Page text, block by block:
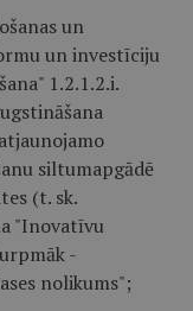
un
un investīciju
1.2.1.2.i.
siltumapgādē
(t. sk.
"Inovatīvu
-
nolikums";